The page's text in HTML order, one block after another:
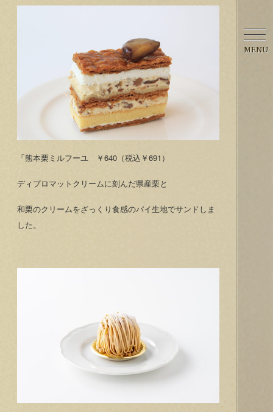
「熊本栗ミルフーユ ￥640（税込￥691）
ディプロマットクリームに刻んだ県産栗と
和栗のクリームをざっくり食感のパイ生地でサンドしま
した。
MENU